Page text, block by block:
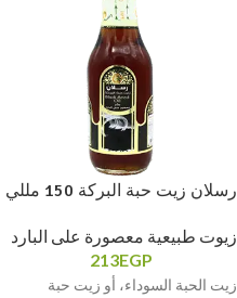
رسلان زيت حبة البركة 150 مللي
زيوت طبيعية معصورة على البارد
213EGP
زيت الحبة السوداء، أو زيت حبة